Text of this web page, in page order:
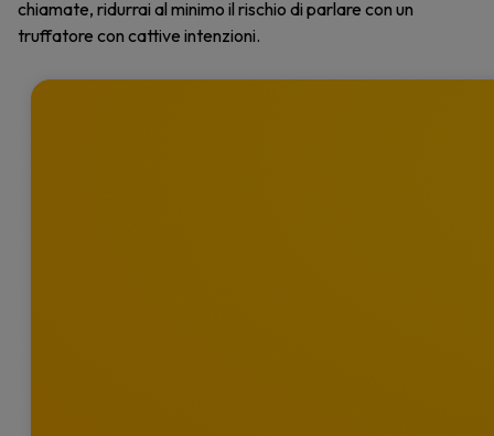
chiamate, ridurrai al minimo il rischio di parlare con un
truffatore con cattive intenzioni.